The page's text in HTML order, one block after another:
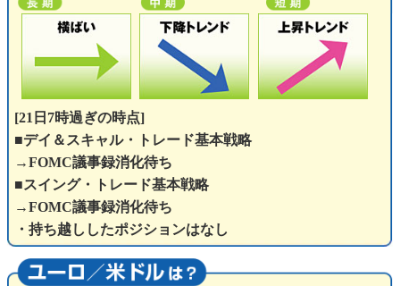
[21日7時過ぎの時点]
■デイ＆スキャル・トレード基本戦略
→FOMC議事録消化待ち
■スイング・トレード基本戦略
→FOMC議事録消化待ち
・持ち越ししたポジションはなし